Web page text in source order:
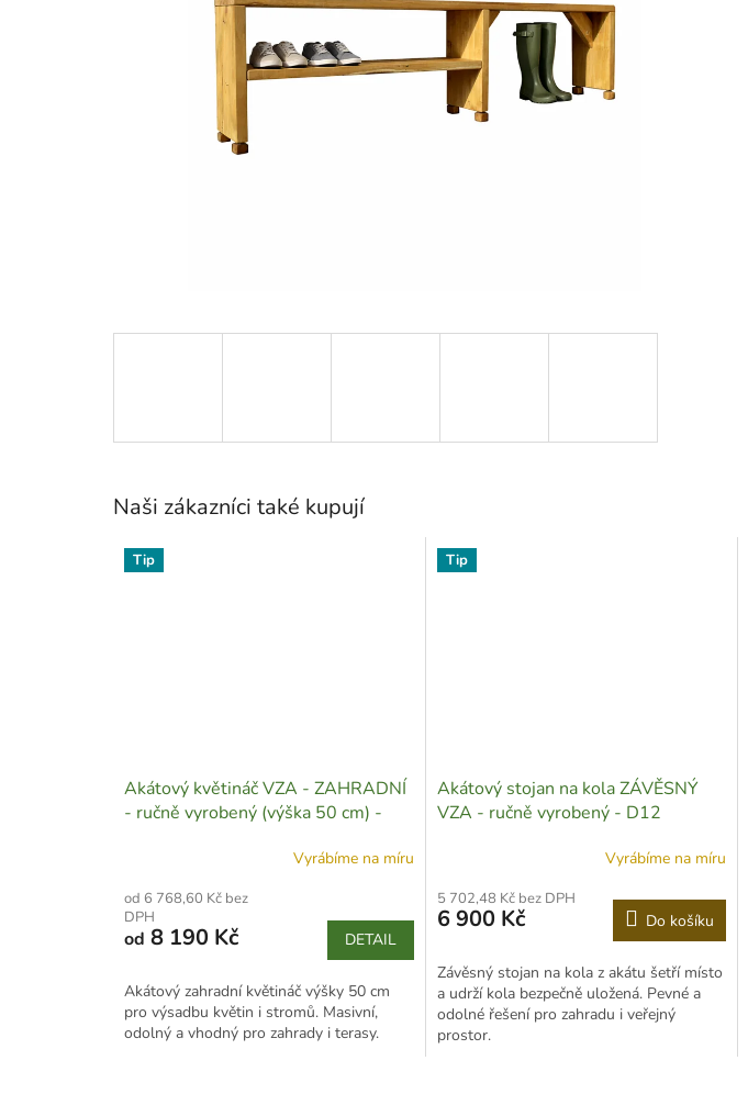
Naši zákazníci také kupují
Tip
Akátový květináč VZA - ZAHRADNÍ
- ručně vyrobený (výška 50 cm) -
Vyrábíme na míru
od 6 768,60 Kč bez
DPH
od 8 190 Kč DETAIL
Akátový zahradní květináč výšky 50 cm
pro výsadbu květin i stromů. Masivní,
odolný a vhodný pro zahrady i terasy.
Tip
Akátový stojan na kola ZÁVĚSNÝ
VZA - ručně vyrobený - D12
Vyrábíme na míru
5 702,48 Kč bez DPH
6 900 Kč Do košíku
Závěsný stojan na kola z akátu šetří místo
a udrží kola bezpečně uložená. Pevné a
odolné řešení pro zahradu i veřejný
prostor.